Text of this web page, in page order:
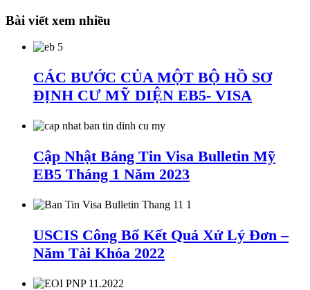
Bài viết xem nhiều
CÁC BƯỚC CỦA MỘT BỘ HỒ SƠ
ĐỊNH CƯ MỸ DIỆN EB5- VISA
Cập Nhật Bảng Tin Visa Bulletin Mỹ
EB5 Tháng 1 Năm 2023
USCIS Công Bố Kết Quả Xử Lý Đơn –
Năm Tài Khóa 2022